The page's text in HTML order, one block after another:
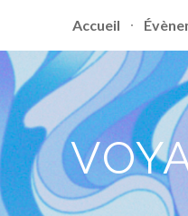
Skip to main
Accueil